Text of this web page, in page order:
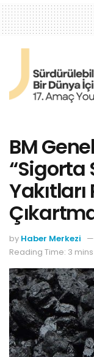
BM
“Sigorta
by Haber Merkezi
Reading Time: 3